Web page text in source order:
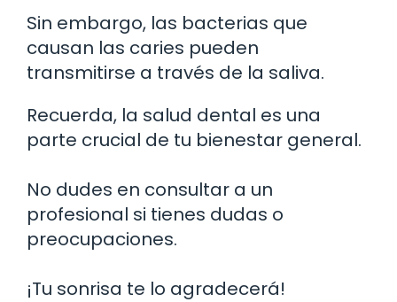
Sin embargo, las bacterias que
causan las caries pueden
transmitirse a través de la saliva.
Recuerda, la salud dental es una
parte crucial de tu bienestar general.
No dudes en consultar a un
profesional si tienes dudas o
preocupaciones.
¡Tu sonrisa te lo agradecerá!